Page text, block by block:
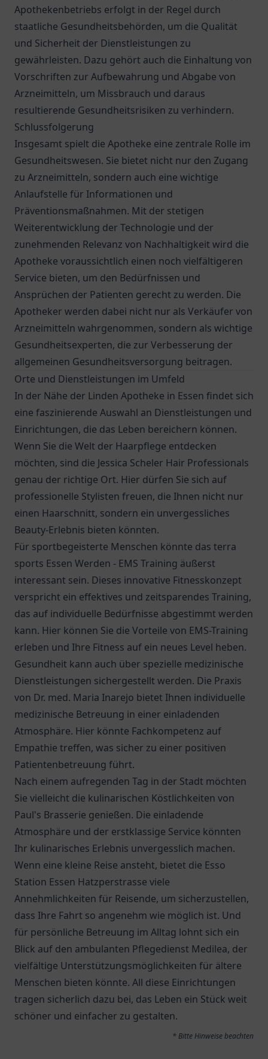
Apothekenbetriebs erfolgt in der Regel durch
staatliche Gesundheitsbehörden, um die Qualität
und Sicherheit der Dienstleistungen zu
gewährleisten. Dazu gehört auch die Einhaltung von
Vorschriften zur Aufbewahrung und Abgabe von
Arzneimitteln, um Missbrauch und daraus
resultierende Gesundheitsrisiken zu verhindern.
Schlussfolgerung
Insgesamt spielt die Apotheke eine zentrale Rolle im
Gesundheitswesen. Sie bietet nicht nur den Zugang
zu Arzneimitteln, sondern auch eine wichtige
Anlaufstelle für Informationen und
Präventionsmaßnahmen. Mit der stetigen
Weiterentwicklung der Technologie und der
zunehmenden Relevanz von Nachhaltigkeit wird die
Apotheke voraussichtlich einen noch vielfältigeren
Service bieten, um den Bedürfnissen und
Ansprüchen der Patienten gerecht zu werden. Die
Apotheker werden dabei nicht nur als Verkäufer von
Arzneimitteln wahrgenommen, sondern als wichtige
Gesundheitsexperten, die zur Verbesserung der
allgemeinen Gesundheitsversorgung beitragen.
Orte und Dienstleistungen im Umfeld
In der Nähe der Linden Apotheke in Essen findet sich
eine faszinierende Auswahl an Dienstleistungen und
Einrichtungen, die das Leben bereichern können.
Wenn Sie die Welt der Haarpflege entdecken
möchten, sind die Jessica Scheler Hair Professionals
genau der richtige Ort. Hier dürfen Sie sich auf
professionelle Stylisten freuen, die Ihnen nicht nur
einen Haarschnitt, sondern ein unvergessliches
Beauty-Erlebnis bieten könnten.
Für sportbegeisterte Menschen könnte das terra
sports Essen Werden - EMS Training äußerst
interessant sein. Dieses innovative Fitnesskonzept
verspricht ein effektives und zeitsparendes Training,
das auf individuelle Bedürfnisse abgestimmt werden
kann. Hier können Sie die Vorteile von EMS-Training
erleben und Ihre Fitness auf ein neues Level heben.
Gesundheit kann auch über spezielle medizinische
Dienstleistungen sichergestellt werden. Die Praxis
von Dr. med. Maria Inarejo bietet Ihnen individuelle
medizinische Betreuung in einer einladenden
Atmosphäre. Hier könnte Fachkompetenz auf
Empathie treffen, was sicher zu einer positiven
Patientenbetreuung führt.
Nach einem aufregenden Tag in der Stadt möchten
Sie vielleicht die kulinarischen Köstlichkeiten von
Paul's Brasserie genießen. Die einladende
Atmosphäre und der erstklassige Service könnten
Ihr kulinarisches Erlebnis unvergesslich machen.
Wenn eine kleine Reise ansteht, bietet die Esso
Station Essen Hatzperstrasse viele
Annehmlichkeiten für Reisende, um sicherzustellen,
dass Ihre Fahrt so angenehm wie möglich ist. Und
für persönliche Betreuung im Alltag lohnt sich ein
Blick auf den ambulanten Pflegedienst Medilea, der
vielfältige Unterstützungsmöglichkeiten für ältere
Menschen bieten könnte. All diese Einrichtungen
tragen sicherlich dazu bei, das Leben ein Stück weit
schöner und einfacher zu gestalten.
* Bitte Hinweise beachten